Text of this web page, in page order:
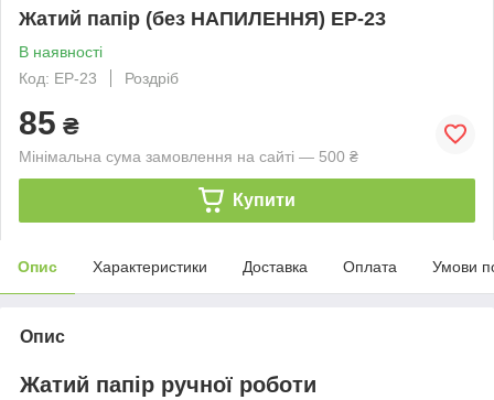
Жатий папір (без НАПИЛЕННЯ) ЕР-23
В наявності
Код: EP-23
Роздріб
85 ₴
Мінімальна сума замовлення на сайті — 500 ₴
Купити
Опис Характеристики Доставка Оплата Умови
Опис
Жатий папір ручної роботи